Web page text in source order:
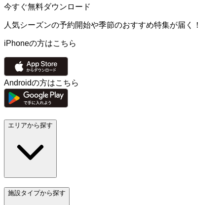
今すぐ無料ダウンロード
人気シーズンの予約開始や季節のおすすめ特集が届く！
iPhoneの方はこちら
Androidの方はこちら
エリアから探す
施設タイプから探す